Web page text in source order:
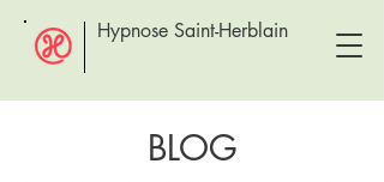
Hypnose Saint-Herblain
BLOG